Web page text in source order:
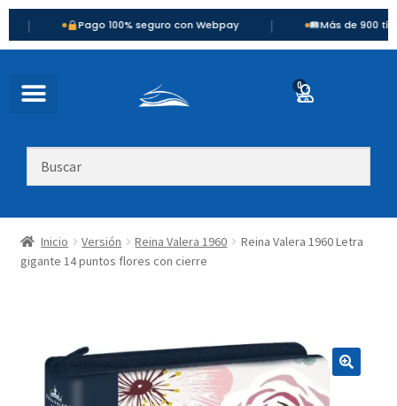
Pago 100% seguro con Webpay | Más de 900 títulos
0
Inicio Versión Reina Valera 1960
Reina Valera 1960 Letra
gigante 14 puntos flores con cierre